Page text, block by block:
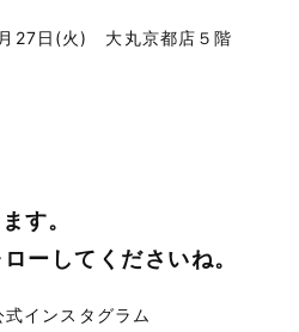
27日(火) 大丸京都店５階
す。
ーしてくださいね。
インスタグラム